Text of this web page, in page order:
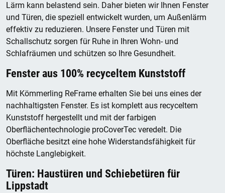
Lärm kann belastend sein. Daher bieten wir Ihnen Fenster
und Türen, die speziell entwickelt wurden, um Außenlärm
effektiv zu reduzieren. Unsere Fenster und Türen mit
Schallschutz sorgen für Ruhe in Ihren Wohn- und
Schlafräumen und schützen so Ihre Gesundheit.
Fenster aus 100% recyceltem Kunststoff
Mit Kömmerling ReFrame erhalten Sie bei uns eines der
nachhaltigsten Fenster. Es ist komplett aus recyceltem
Kunststoff hergestellt und mit der farbigen
Oberflächentechnologie proCoverTec veredelt. Die
Oberfläche besitzt eine hohe Widerstandsfähigkeit für
höchste Langlebigkeit.
Türen: Haustüren und Schiebetüren für
Lippstadt